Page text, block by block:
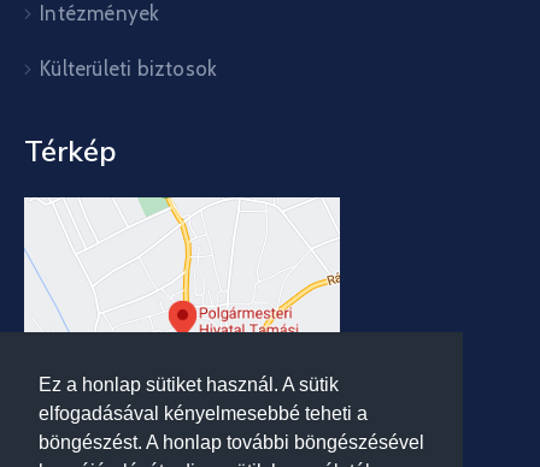
Ez a honlap sütiket használ. A sütik
elfogadásával kényelmesebbé teheti a
böngészést. A honlap további böngészésével
Intézmények
Külterületi biztosok
Térkép